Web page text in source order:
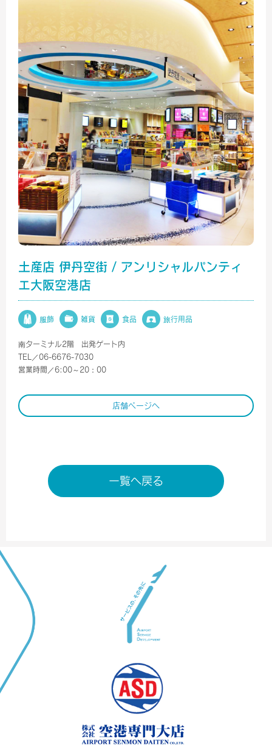
土産店 伊丹空街 / アンリシャルパンティ
エ大阪空港店
服飾 雑貨 食品 旅行用品
南ターミナル2階 出発ゲート内
TEL／06-6676-7030
営業時間／6:00～20：00
店舗ページへ
一覧へ戻る